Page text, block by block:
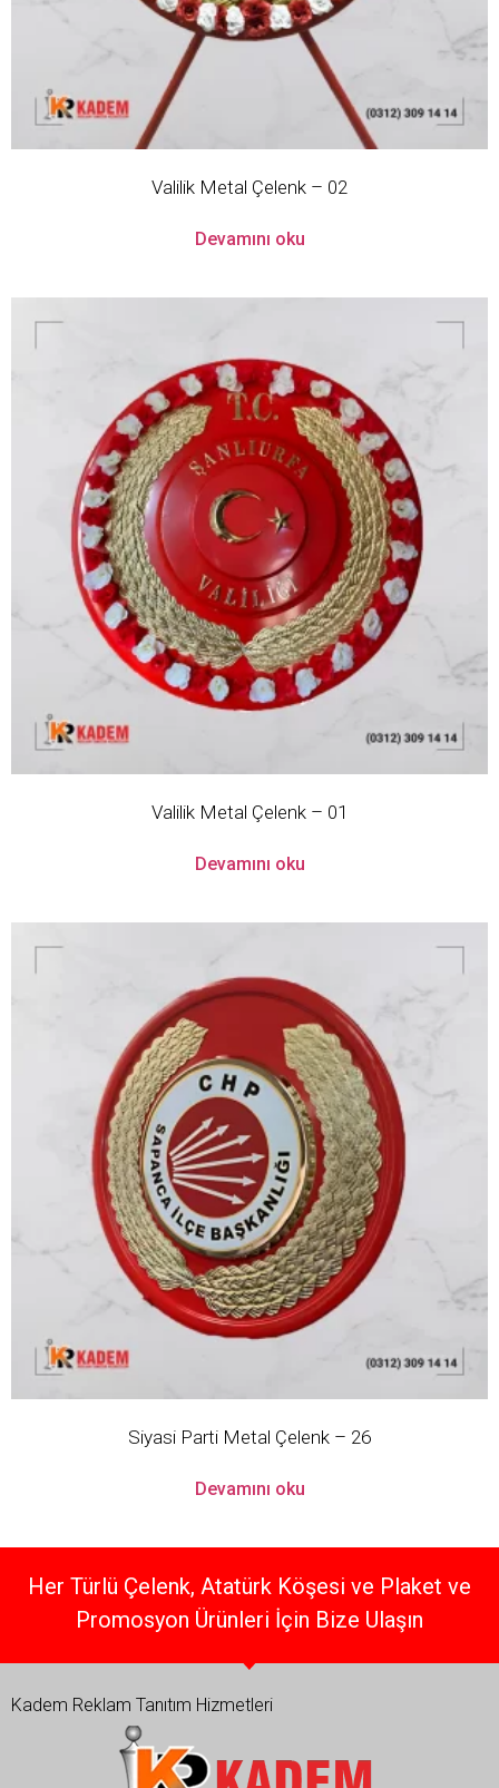
Valilik Metal Çelenk – 02
Devamını oku
Valilik Metal Çelenk – 01
Devamını oku
Siyasi Parti Metal Çelenk – 26
Devamını oku
Her Türlü Çelenk, Atatürk Köşesi ve Plaket ve
Promosyon Ürünleri İçin Bize Ulaşın
Kadem Reklam Tanıtım Hizmetleri